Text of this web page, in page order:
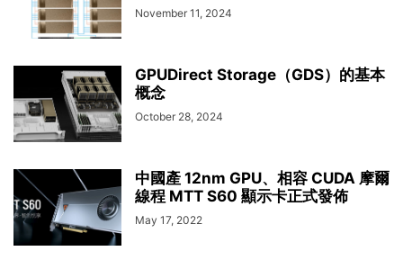
November 11, 2024
GPUDirect Storage（GDS）的基本
概念
October 28, 2024
中國產 12nm GPU、相容 CUDA 摩爾
線程 MTT S60 顯示卡正式發佈
May 17, 2022